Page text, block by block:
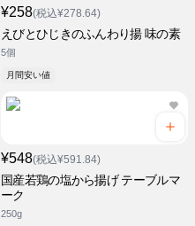
¥258(税込¥278.64)
えびとひじきのふんわり揚 味の素
5個
月間安い値
¥548(税込¥591.84)
国産若鶏の塩から揚げ テーブルマ
ーク
250g